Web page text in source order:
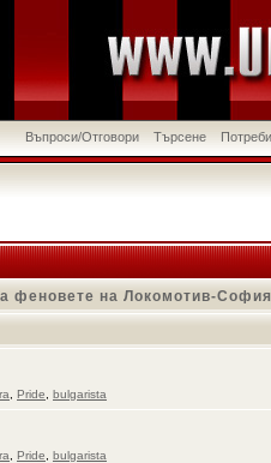
Въпроси/Отговори Търсене
феновете на Локомотив-София
Pride bulgarista
Pride bulgarista